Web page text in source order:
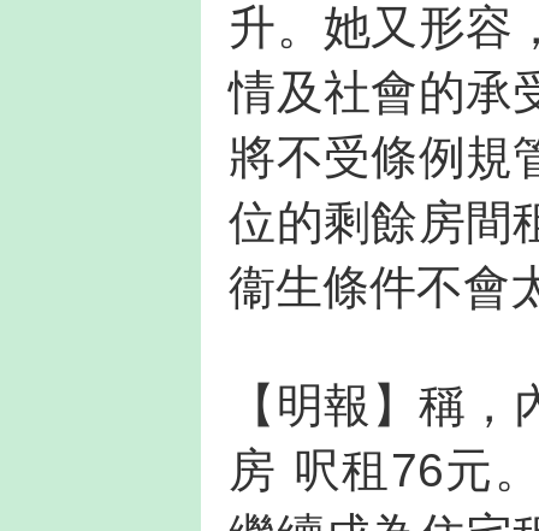
升。她又形容
情及社會的承
將不受條例規
位的剩餘房間
衞生條件不會
【明報】稱
房 呎租76元